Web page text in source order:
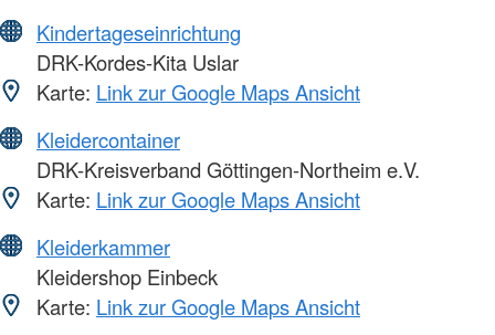
Kindertageseinrichtung
DRK-Kordes-Kita Uslar
Karte: Link zur Google Maps Ansicht
Kleidercontainer
DRK-Kreisverband Göttingen-Northeim e.V.
Karte: Link zur Google Maps Ansicht
Kleiderkammer
Kleidershop Einbeck
Karte: Link zur Google Maps Ansicht